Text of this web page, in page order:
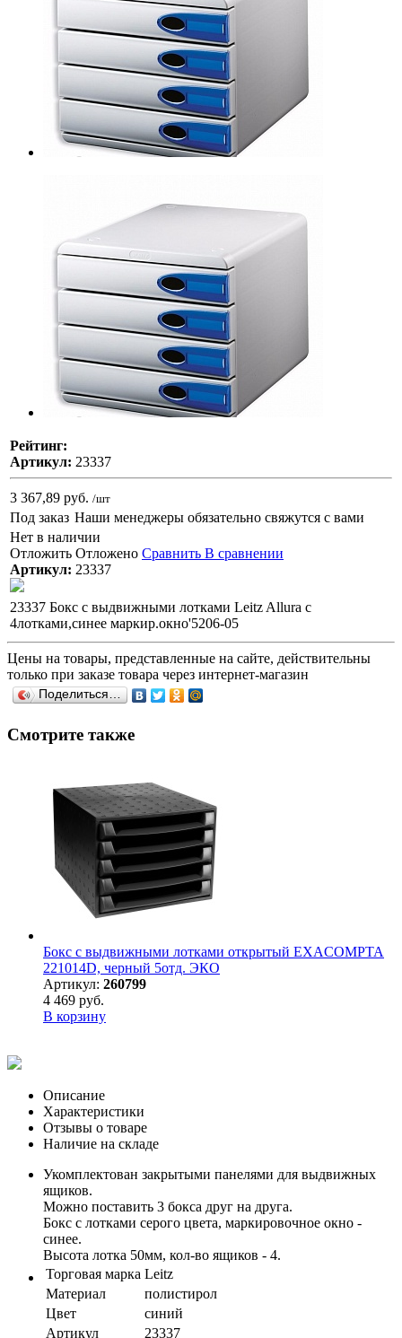
Рейтинг:
Артикул: 23337
3 367,89 руб. /шт
Под заказ Наши менеджеры обязательно свяжутся с вами
Нет в наличии
Отложить Отложено Сравнить В сравнении
Артикул: 23337
23337 Бокс с выдвижными лотками Leitz Allura с
4лотками,синее маркир.окно'5206-05
Цены на товары, представленные на сайте, действительны
только при заказе товара через интернет-магазин
Поделиться…
Смотрите также
Бокс с выдвижными лотками открытый EXACOMPTA
221014D, черный 5отд. ЭКО
Артикул: 260799
4 469 руб.
В корзину
Описание
Характеристики
Отзывы о товаре
Наличие на складе
Укомплектован закрытыми панелями для выдвижных
ящиков.
Можно поставить 3 бокса друг на друга.
Бокс с лотками серого цвета, маркировочное окно -
синее.
Высота лотка 50мм, кол-во ящиков - 4.
Торговая марка Leitz
Материал
полистирол
Цвет
синий
Артикул
23337